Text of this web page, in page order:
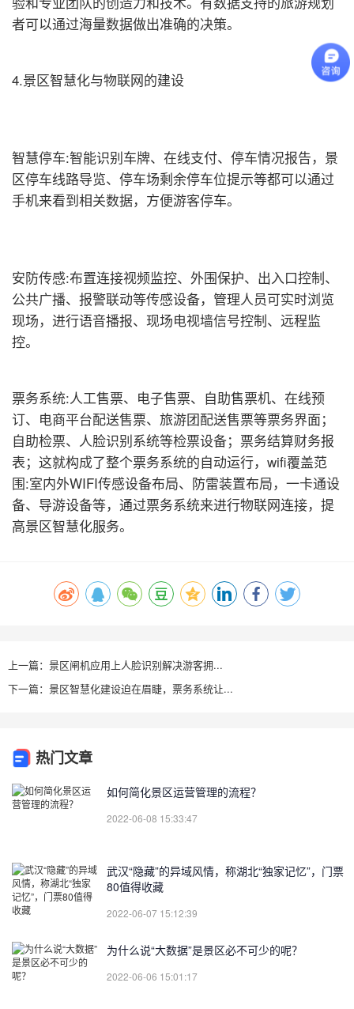
者可以通过海量数据做出准确的决策。
4.景区智慧化与物联网的建设
智慧停车:智能识别车牌、在线支付、停车情况报告，景
区停车线路导览、停车场剩余停车位提示等都可以通过
手机来看到相关数据，方便游客停车。
安防传感:布置连接视频监控、外围保护、出入口控制、
公共广播、报警联动等传感设备，管理人员可实时浏览
现场，进行语音播报、现场电视墙信号控制、远程监
控。
票务系统:人工售票、电子售票、自助售票机、在线预
订、电商平台配送售票、旅游团配送售票等票务界面；
自助检票、人脸识别系统等检票设备；票务结算财务报
表；这就构成了整个票务系统的自动运行，wifi覆盖范
围:室内外WIFI传感设备布局、防雷装置布局，一卡通设
备、导游设备等，通过票务系统来进行物联网连接，提
高景区智慧化服务。
上一篇：景区闸机应用上人脸识别解决游客拥...
下一篇：景区智慧化建设迫在眉睫，票务系统让...
热门文章
如何简化景区运营管理的流程？
2022-06-08 15:33:47
武汉“隐藏”的异域风情，称湖北“独家记忆”，门票
80值得收藏
2022-06-07 15:12:39
为什么说“大数据”是景区必不可少的呢？
2022-06-06 15:01:17